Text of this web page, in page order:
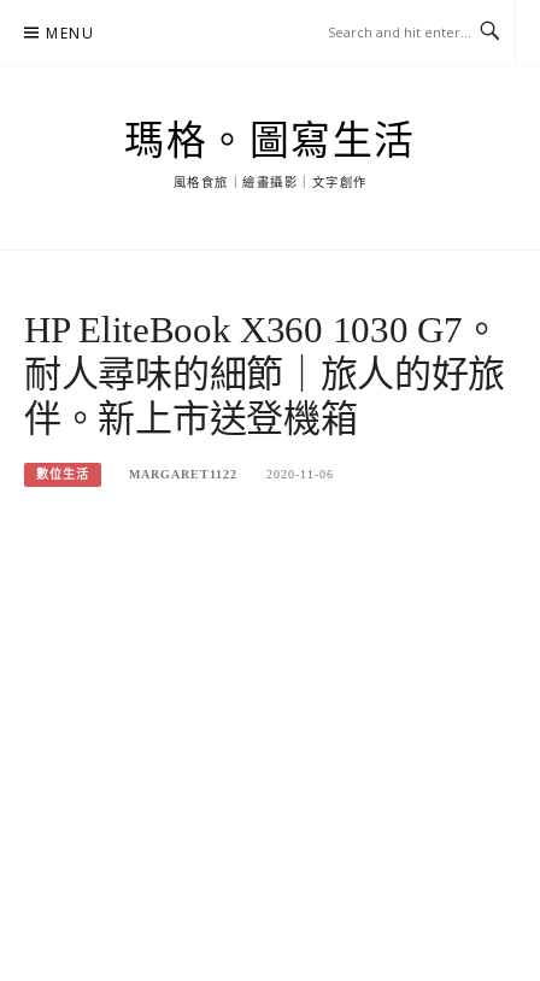
MENU
瑪格。圖寫生活
風格食旅｜繪畫攝影｜文字創作
HP EliteBook X360 1030 G7。
耐人尋味的細節｜旅人的好旅
伴。新上市送登機箱
數位生活 MARGARET1122 2020-11-06